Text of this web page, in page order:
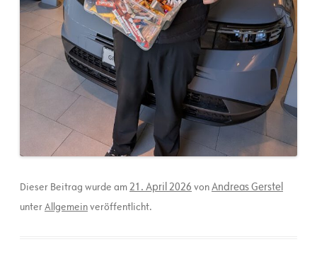
Dieser Beitrag wurde am21. April 2026 vonAndreas Gerstel
unterAllgemeinveröffentlicht.